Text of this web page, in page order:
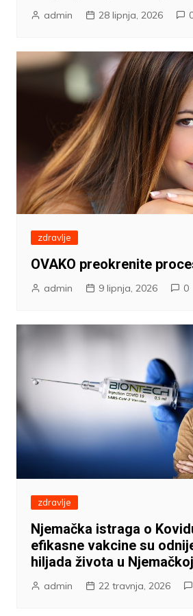
admin 28 lipnja, 2026
zdravlje
OVAKO preokrenite
admin 9 lipnja, 2026 0
zdravlje
Njemačka istraga o
efikasne vakcine su
hiljada života u
admin 22 travnja, 2026